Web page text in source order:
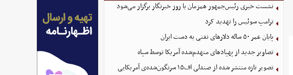
نشست خبری رئیس‌جمهور همزمان با روز خبرنگار برگزار می‌شود
ترامپ سوئیس را تهدید کرد
پایان عمر ۵۰ ساله دلارهای نفتی به دست ایران
تصاویر جدید از پهپادهای منهدم‌شده آمریکا توسط سپاه
تصویر تازه منتشر شده از صندلی اف۱۵ سرنگون‌شده‌ی آمریکایی